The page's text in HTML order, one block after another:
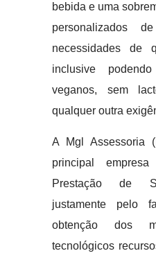
bebida e uma
personalizados
necessidades de
inclusive
veganos, sem
qualquer outra
A Mgl Assessoria
principal
Prestação de
justamente pelo
obtenção dos
tecnológicos